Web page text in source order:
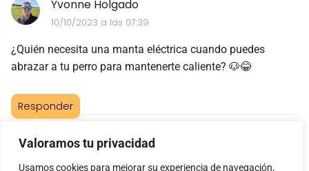
Valoramos tu privacidad
Usamos cookies para mejorar su experiencia de navegación,
Yvonne Holgado
10/10/2023 a las 07:39
¿Quién necesita una manta eléctrica cuando puedes
abrazar a tu perro para mantenerte caliente? 🐶😂
Responder
Nadina Rosell
16/10/2023 a las 13:18